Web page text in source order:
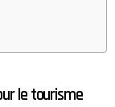
le tourisme